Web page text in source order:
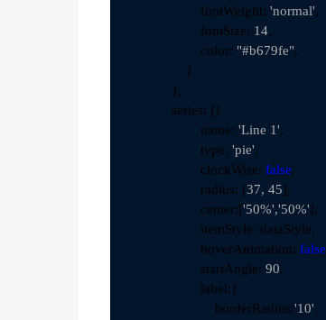
                    fontWeight:
'normal',
                    fontSize:
14,
                    color:
"#b679fe",
                }
            },
            series: [{
                    name:
'Line 1',
                    type:
'pie',
                    clockWise:
false,
                    radius: [
37, 45],
                    center:[
'50%','50%'],
                    itemStyle: dataStyle,
                    hoverAnimation:
false
                    startAngle:
90,
                    label:{
                        borderRadius:
'10',